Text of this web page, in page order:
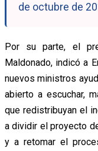
de octubre de
Por su parte, el
Maldonado, indicó a
nuevos ministros
abierto a escuchar,
que redistribuyan el
a dividir el proyecto
y a retomar el